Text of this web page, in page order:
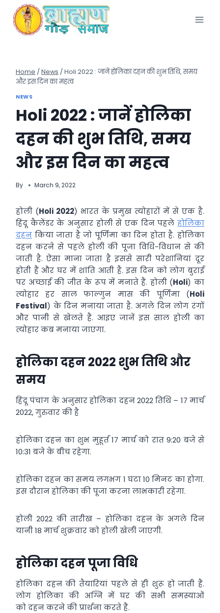
content
Home / News / Holi 2022 : जानें होलिका दहन की शुभ तिथि, समय
और इस दिन का महत्व
NEWS
Holi 2022 : जानें होलिका
दहन की शुभ तिथि, समय
और इस दिन का महत्व
By March 9, 2022
होली (Holi 2022) भारत के प्रमुख त्योहारों में से एक है.
हिंदू कैलेंडर के अनुसार होली से एक दिन पहले होलिका
दहन किया जाता है जो पूर्णिमा का दिन होता है. होलिका
दहन करने से पहले होली की पूजा विधि-विधान से की
जाती है. ऐसा माना जाता है इससे सारी परेशानियां दूर
होती हैं और घर में शांति आती है. इस दिन को लोग बुराई
पर अच्छाई की जीत के रूप में मनाते हैं. होली (Holi) का
त्योहार हर साल फाल्गुन मास की पूर्णिमा (Holi
Festival) के दिन मनाया जाता है. अगले दिन लोग रंगों
और पानी से खेलते हैं. आइए जानें इस साल होली का
त्योहार कब मनाया जाएगा.
होलिका दहन 2022 शुभ तिथि और
समय
हिंदू पंचांग के अनुसार होलिका दहन 2022 तिथि – 17 मार्च
2022, गुरुवार की है
होलिका दहन का शुभ मुहूर्त 17 मार्च को रात 9:20 बजे से
10:31 बजे के बीच रहेगा.
होलिका दहन का समय लगभग 1 घंटा 10 मिनट का होगा.
इस दौरान होलिका की पूजा करना लाभकारी रहेगा.
होली 2022 की तारीख – होलिका दहन के अगले दिन
यानी 18 मार्च शुक्रवार को होली खेली जाएगी.
होलिका दहन पूजा विधि
होलिका दहन की तैयारियां पहले से ही शुरू हो जाती हैं.
लोग होलिका की अग्नि में घर की सभी समस्याओं
को दहन करने की प्रार्थना करते हैं.